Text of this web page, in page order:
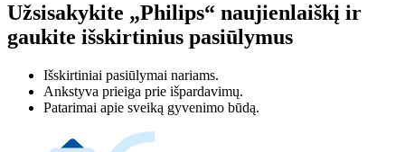
Užsisakykite „Philips“ naujienlaiškį ir
gaukite išskirtinius pasiūlymus
Išskirtiniai pasiūlymai nariams.
Ankstyva prieiga prie išpardavimų.
Patarimai apie sveiką gyvenimo būdą.